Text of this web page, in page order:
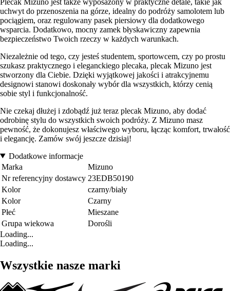
uchwyt do przenoszenia na górze, idealny do podróży samolotem lub
pociągiem, oraz regulowany pasek piersiowy dla dodatkowego
wsparcia. Dodatkowo, mocny zamek błyskawiczny zapewnia
bezpieczeństwo Twoich rzeczy w każdych warunkach.
Niezależnie od tego, czy jesteś studentem, sportowcem, czy po prostu
szukasz praktycznego i eleganckiego plecaka, plecak Mizuno jest
stworzony dla Ciebie. Dzięki wyjątkowej jakości i atrakcyjnemu
designowi stanowi doskonały wybór dla wszystkich, którzy cenią
sobie styl i funkcjonalność.
Nie czekaj dłużej i zdobądź już teraz plecak Mizuno, aby dodać
odrobinę stylu do wszystkich swoich podróży. Z Mizuno masz
pewność, że dokonujesz właściwego wyboru, łącząc komfort, trwałość
i elegancję. Zamów swój jeszcze dzisiaj!
Dodatkowe informacje
Marka
Mizuno
Nr referencyjny dostawcy 23EDB50190
Kolor
czarny/biały
Kolor
Czarny
Płeć
Mieszane
Grupa wiekowa
Dorośli
Loading...
Loading...
Wszystkie nasze marki